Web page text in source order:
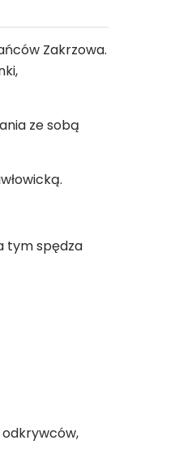
Zakrzowa.
ze sobą
tym spędza
odkrywców,